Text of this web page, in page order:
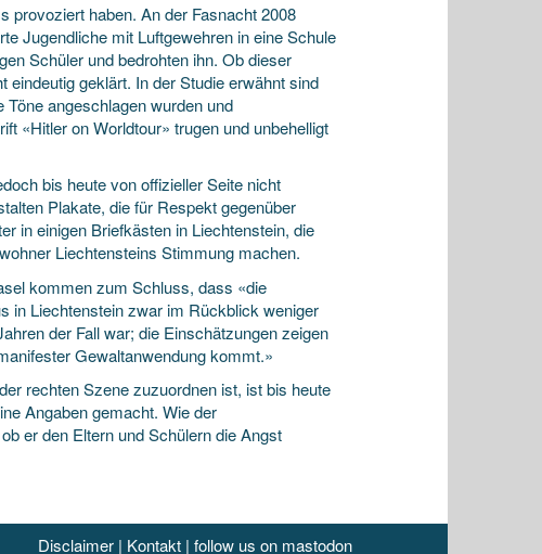
provoziert haben. An der Fasnacht 2008
Jugendliche mit Luftgewehren in eine Schule
Schüler und bedrohten ihn. Ob dieser
geklärt. In der Studie erwähnt sind
angeschlagen wurden und
«Hitler on Worldtour» trugen und unbehelligt
bis heute von offizieller Seite nicht
Plakate, die für Respekt gegenüber
in einigen Briefkästen in Liechtenstein, die
Liechtensteins Stimmung machen.
kommen zum Schluss, dass «die
in Liechtenstein zwar im Rückblick weniger
der Fall war; die Einschätzungen zeigen
Gewaltanwendung kommt.»
rechten Szene zuzuordnen ist, ist bis heute
Angaben gemacht. Wie der
er den Eltern und Schülern die Angst
Disclaimer| Kontakt| follow us on mastodon